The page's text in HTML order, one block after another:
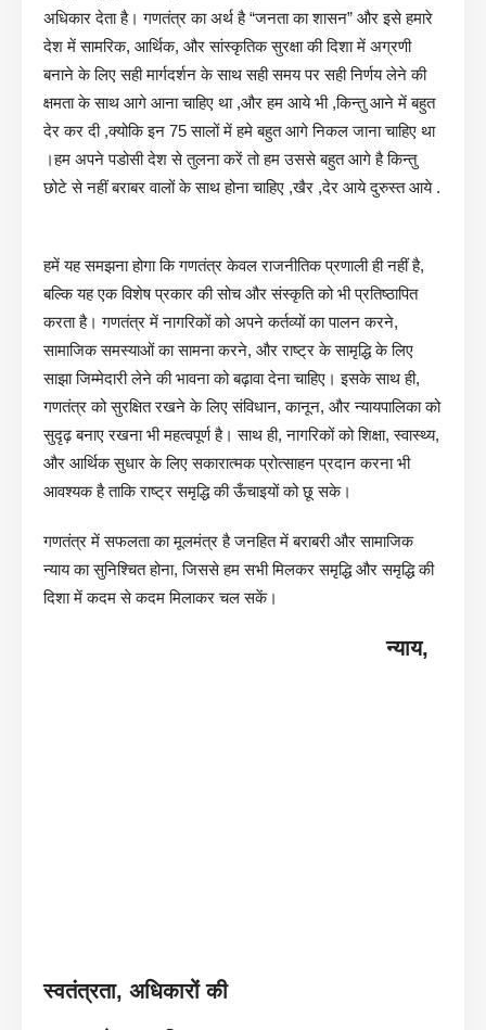
अधिकार देता है। गणतंत्र का अर्थ है “जनता का शासन” और इसे हमारे
देश में सामरिक, आर्थिक, और सांस्कृतिक सुरक्षा की दिशा में अग्रणी
बनाने के लिए सही मार्गदर्शन के साथ सही समय पर सही निर्णय लेने की
क्षमता के साथ आगे आना चाहिए था ,और हम आये भी ,किन्तु आने में बहुत
देर कर दी ,क्योकि इन 75 सालों में हमे बहुत आगे निकल जाना चाहिए था
।हम अपने पडोसी देश से तुलना करें तो हम उससे बहुत आगे है किन्तु
छोटे से नहीं बराबर वालों के साथ होना चाहिए ,खैर ,देर आये दुरुस्त आये .
हमें यह समझना होगा कि गणतंत्र केवल राजनीतिक प्रणाली ही नहीं है,
बल्कि यह एक विशेष प्रकार की सोच और संस्कृति को भी प्रतिष्ठापित
करता है। गणतंत्र में नागरिकों को अपने कर्तव्यों का पालन करने,
सामाजिक समस्याओं का सामना करने, और राष्ट्र के सामृद्धि के लिए
साझा जिम्मेदारी लेने की भावना को बढ़ावा देना चाहिए। इसके साथ ही,
गणतंत्र को सुरक्षित रखने के लिए संविधान, कानून, और न्यायपालिका को
सुदृढ़ बनाए रखना भी महत्वपूर्ण है। साथ ही, नागरिकों को शिक्षा, स्वास्थ्य,
और आर्थिक सुधार के लिए सकारात्मक प्रोत्साहन प्रदान करना भी
आवश्यक है ताकि राष्ट्र समृद्धि की ऊँचाइयों को छू सके।
गणतंत्र में सफलता का मूलमंत्र है जनहित में बराबरी और सामाजिक
न्याय का सुनिश्चित होना, जिससे हम सभी मिलकर समृद्धि और समृद्धि की
दिशा में कदम से कदम मिलाकर चल सकें।
न्याय,
स्वतंत्रता, अधिकारों की